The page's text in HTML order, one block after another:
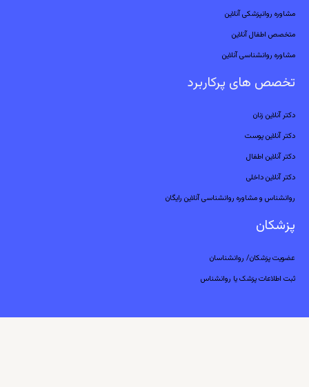
مشاوره روانپزشکی آنلاین
متخصص اطفال آنلاین
مشاوره روانشناسی آنلاین
تخصص های پرکاربرد
دکتر آنلاین زنان
دکتر آنلاین پوست
دکتر آنلاین اطفال
دکتر آنلاین داخلی
روانشناس و مشاوره روانشناسی آنلاین رایگان
پزشکان
عضویت پزشکان/ روانشناسان
ثبت اطلاعات پزشک یا روانشناس